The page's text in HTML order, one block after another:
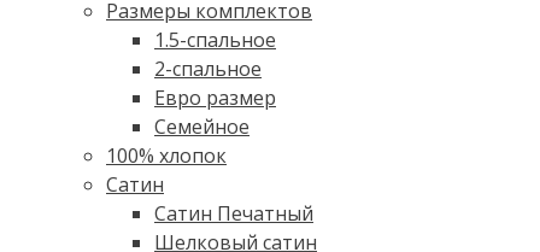
Размеры комплектов
1.5-спальное
2-спальное
Евро размер
Семейное
100% хлопок
Cатин
Сатин Печатный
Шелковый сатин